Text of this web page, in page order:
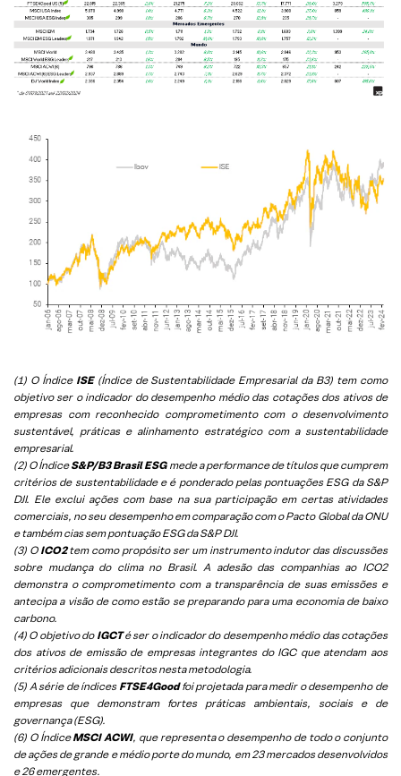
(1) O Índice ISE(Índice de Sustentabilidade Empresarial da B3) tem como
objetivo ser o indicador do desempenho médio das cotações dos ativos de
empresas com reconhecido comprometimento com o desenvolvimento
sustentável, práticas e alinhamento estratégico com a sustentabilidade
empresarial.
(2) O ÍndiceS&P/B3 Brasil ESGmede a performance de títulos que cumprem
critérios de sustentabilidade e é ponderado pelas pontuações ESG da S&P
DJI. Ele exclui ações com base na sua participação em certas atividades
comerciais, no seu desempenho em comparação com o Pacto Global da ONU
e também cias sem pontuação ESG da S&P DJI.
(3) O ICO2tem como propósito ser um instrumento indutor das discussões
sobre mudança do clima no Brasil. A adesão das companhias ao ICO2
demonstra o comprometimento com a transparência de suas emissões e
antecipa a visão de como estão se preparando para uma economia de baixo
carbono.
(4) O objetivo do IGCTé ser o indicador do desempenho médio das cotações
dos ativos de emissão de empresas integrantes do IGC que atendam aos
critérios adicionais descritos nesta metodologia.
(5) A série de índices FTSE4Goodfoi projetada para medir o desempenho de
empresas que demonstram fortes práticas ambientais, sociais e de
governança (ESG).
(6) O ÍndiceMSCI ACWI, que representa o desempenho de todo o conjunto
de ações de grande e médio porte do mundo, em 23 mercados desenvolvidos
e 26 emergentes.